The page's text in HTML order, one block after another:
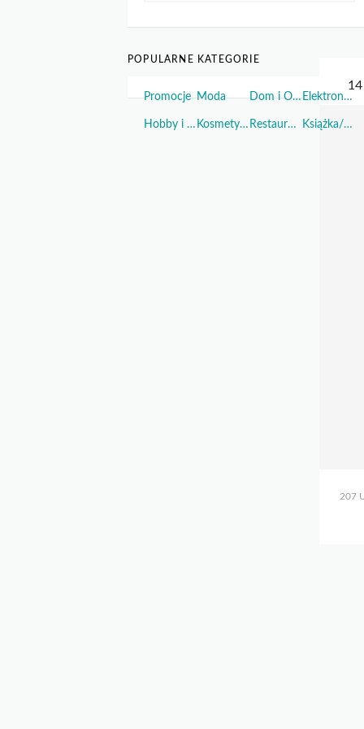
207
POPULARNE KATEGORIE
Promocje Moda Dom i Ogród Elektronika
Hobby i Sport Kosmetyki i Perfumy Restauracje i Żywność Książka/Muzyka/Film